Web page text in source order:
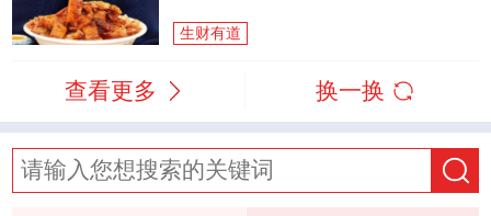
生财有道
查看更多 换一换